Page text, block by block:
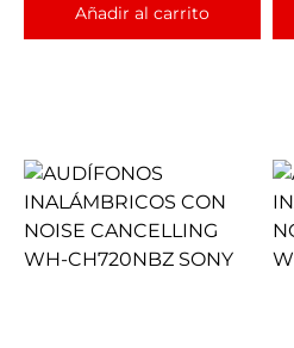
Añadir al carrito